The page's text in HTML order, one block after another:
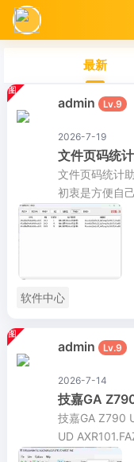
最新
admin Lv.9
2026-7-19
文件页码统
文件页码统计
初衷是方便自
软件中心
admin Lv.9
2026-7-14
技嘉GA
技嘉GA Z790
UD